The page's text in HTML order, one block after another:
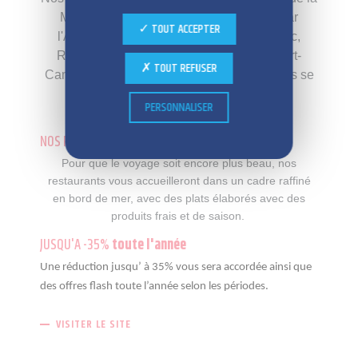
Manche à la Méditerranée, en passant par
l'Atlantique (Cabourg, Ouistreham, Carnac,
Royan, Arcachon, Saint-Jean-De-Luz, Port-
Camargue, Bandol et Antibes), où nos hôtels se
feront un plaisir de vous accueillir.
NOS RESTAURANTS
Pour que le voyage soit encore plus beau, nos
restaurants vous accueilleront dans un cadre raffiné
en bord de mer, avec des plats élaborés avec des
produits frais et de saison.
JUSQU'A -35%toute l'année
Une réduction jusqu’ à 35% vous sera accordée ainsi que
des offres flash toute l’année selon les périodes.
VISITER LE SITE
TOUT ACCEPTER
TOUT REFUSER
PERSONNALISER